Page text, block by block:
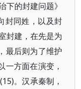
下的封建问题》
封同姓，以及封
封建，在先是为
最后则为了维护
一方面在演变，
。汉承秦制，